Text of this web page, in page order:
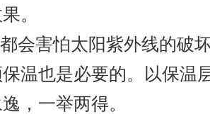
。
会害怕太阳紫外线的破
温也是必要的。以保温
，一举两得。